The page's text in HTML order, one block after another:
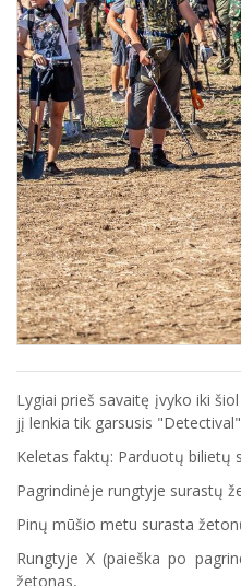
Lygiai prieš savaitę įvyko iki
jį lenkia tik garsusis
Keletas faktų: Parduotų bilietų
Pagrindinėje rungtyje surastų
Pinų mūšio metu surasta
Rungtyje X (paieška po
žetonas,